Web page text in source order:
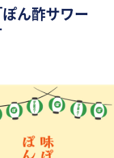
ん酢サワー